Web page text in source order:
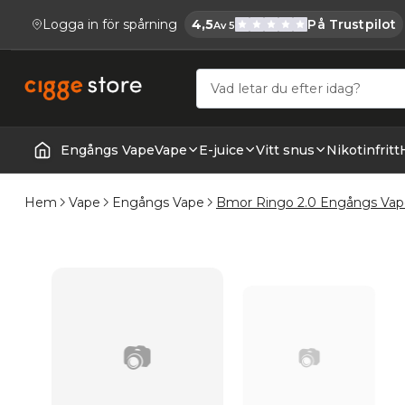
Logga in för spårning
Cigge.se Har
4,5Av 5 På Trustpilot
Köp E-cigg, E-juice, Snus & Vape
Startsida | Vapes
Engångs VapeVape E-juice Vitt snus Nikotinfritt
Hem Vape Engångs Vape Bmor Ringo 2.0 Engångs
📷 📷